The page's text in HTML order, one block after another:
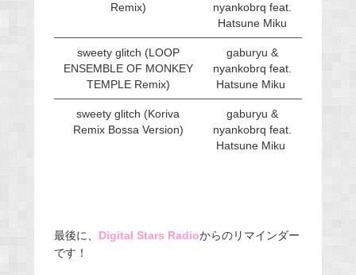
Remix)
nyankobrq feat.
Hatsune Miku
sweety glitch (LOOP
ENSEMBLE OF MONKEY
TEMPLE Remix)
gaburyu &
nyankobrq feat.
Hatsune Miku
sweety glitch (Koriva
Remix Bossa Version)
gaburyu &
nyankobrq feat.
Hatsune Miku
最後に、 Digital Stars Radioからのリマインダー
です！